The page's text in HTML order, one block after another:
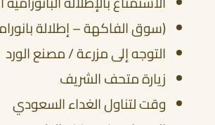
(سوق الفاكهة – إطلالة
التوجه إلى مزرعة / مصنع الورد
زيارة متحف الشريف
وقت لتناول الغداء السعودي